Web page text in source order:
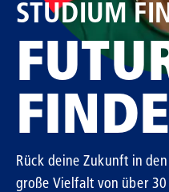
STUDIUM
Rück deine Zukunft in
große Vielfalt von über